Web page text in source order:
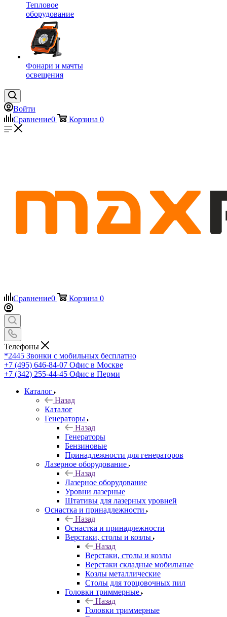
Тепловое
оборудование
Фонари и мачты
освещения
Войти
Сравнение0 Корзина 0
Сравнение0 Корзина 0
Телефоны
*2445 Звонки с мобильных бесплатно
+7 (495) 646-84-07 Офис в Москве
+7 (342) 255-44-45 Офис в Перми
Каталог
Назад
Каталог
Генераторы
Назад
Генераторы
Бензиновые
Принадлежности для генераторов
Лазерное оборудование
Назад
Лазерное оборудование
Уровни лазерные
Штативы для лазерных уровней
Оснастка и принадлежности
Назад
Оснастка и принадлежности
Верстаки, столы и козлы
Назад
Верстаки, столы и козлы
Верстаки складные мобильные
Козлы металлические
Столы для торцовочных пил
Головки триммерные
Назад
Головки триммерные